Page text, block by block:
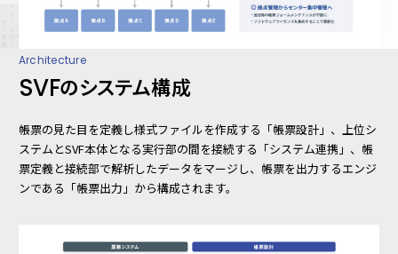
Architecture
SVFのシステム構成
帳票の見た目を定義し様式ファイルを作成する 「帳票設計」 、上位シ
ステムとSVF本体となる実行部の間を接続する 「システム連携」 、帳
票定義と接続部で解析したデータをマージし、帳票を出力するエンジ
ンである 「帳票出力」 から構成されます。